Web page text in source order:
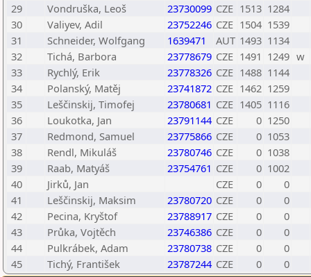
29
Vondruška, Leoš 23730099 CZE 1513 1284
30
Valiyev, Adil 23752246 CZE 1504 1539
31
Schneider, Wolfgang 1639471 AUT 1493 1134
32
Tichá, Barbora 23778679 CZE 1491 1249 w
33
Rychlý, Erik 23778326 CZE 1488 1144
34
Polanský, Matěj 23741872 CZE 1462 1259
35
Leščinskij, Timofej 23780681 CZE 1405 1116
36
Loukotka, Jan 23791144 CZE 0 1250
37
Redmond, Samuel 23775866 CZE 0 1053
38
Rendl, Mikuláš 23780746 CZE 0 1038
39
Raab, Matyáš 23754761 CZE 0 1002
40
Jirků, Jan CZE 0
0
41
Leščinskij, Maksim 23780720 CZE 0
0
42
Pecina, Kryštof 23788917 CZE 0
0
43
Průka, Vojtěch 23746386 CZE 0
0
44
Pulkrábek, Adam 23780738 CZE 0
0
45
Tichý, František 23787244 CZE 0 0